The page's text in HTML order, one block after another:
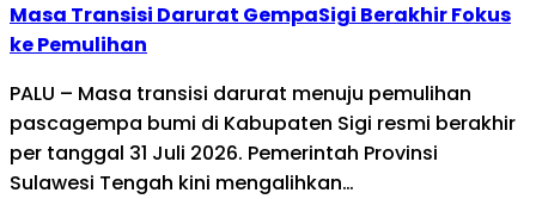
Masa Transisi Darurat GempaSigi Berakhir Fokus
ke Pemulihan
PALU – Masa transisi darurat menuju pemulihan
pascagempa bumi di Kabupaten Sigi resmi berakhir
per tanggal 31 Juli 2026. Pemerintah Provinsi
Sulawesi Tengah kini mengalihkan…